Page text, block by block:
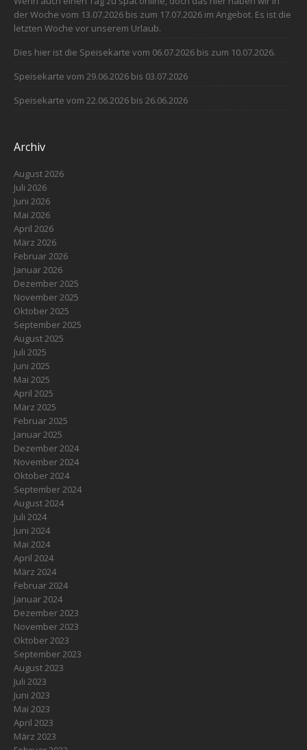
der Woche vom 13.07.2026 bis zum 17.07.2026 im Angebot. Es ist die
letzten Woche vor unserem Urlaub.
Dies hier ist die Speisekarte vom 06.07.2026 bis zum 10.07.2026.
Speisekarte vom 29.06.2026 bis 03.07.2026
Speisekarte vom 22.06.2026 bis 26.06.2026
Archiv
August 2026
Juli 2026
Juni 2026
Mai 2026
April 2026
März 2026
Februar 2026
Januar 2026
Dezember 2025
November 2025
Oktober 2025
September 2025
August 2025
Juli 2025
Juni 2025
Mai 2025
April 2025
März 2025
Februar 2025
Januar 2025
Dezember 2024
November 2024
Oktober 2024
September 2024
August 2024
Juli 2024
Juni 2024
Mai 2024
April 2024
März 2024
Februar 2024
Januar 2024
Dezember 2023
November 2023
Oktober 2023
September 2023
August 2023
Juli 2023
Juni 2023
Mai 2023
April 2023
März 2023